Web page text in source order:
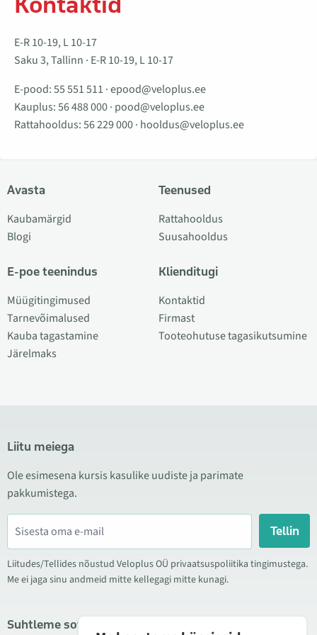
E-R 10-19, L 10-17
Saku 3, Tallinn · E-R 10-19, L 10-17
E-pood:55 551 511 ·epood@veloplus.ee
Kauplus:56 488 000· pood@veloplus.ee
Rattahooldus:56 229 000· hooldus@veloplus.ee
Avasta
Kaubamärgid
Blogi
E-poe teenindus
Müügitingimused
Tarnevõimalused
Kauba tagastamine
Järelmaks
Teenused
Rattahooldus
Suusahooldus
Klienditugi
Kontaktid
Firmast
Tooteohutuse tagasikutsumine
Liitu meiega
Ole esimesena kursis kasulike uudiste ja parimate
pakkumistega.
Tellin
Liitudes/Tellides nõustud Veloplus OÜ privaatsuspoliitika tingimustega.
Me ei jaga sinu andmeid mitte kellegagi mitte kunagi.
Suhtleme sotsiaalmeedias